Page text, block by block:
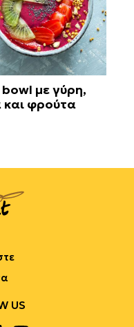
με γύρη,
και φρούτα
US